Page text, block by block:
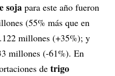
soja para este año fueron
(55% más que en
millones (+35%); y
millones (-61%). En
de trigo